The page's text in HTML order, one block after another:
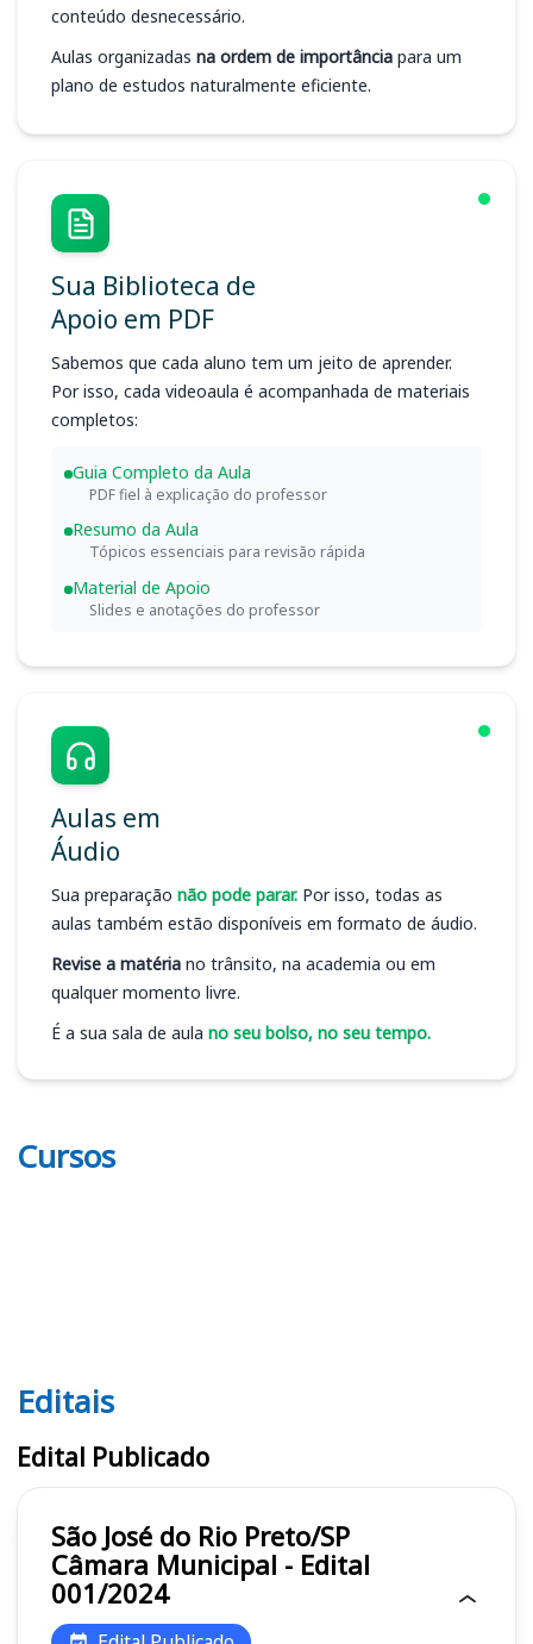
conteúdo desnecessário.
Aulas organizadas na ordem de importância para um
plano de estudos naturalmente eficiente.
Sua Biblioteca de
Apoio em PDF
Sabemos que cada aluno tem um jeito de aprender.
Por isso, cada videoaula é acompanhada de materiais
completos:
Guia Completo da Aula
PDF fiel à explicação do professor
Resumo da Aula
Tópicos essenciais para revisão rápida
Material de Apoio
Slides e anotações do professor
Aulas em
Áudio
Sua preparação não pode parar. Por isso, todas as
aulas também estão disponíveis em formato de áudio.
Revise a matéria no trânsito, na academia ou em
qualquer momento livre.
É a sua sala de aula no seu bolso, no seu tempo.
Cursos
Editais
Editais
Edital Publicado
São José do Rio Preto/SP
Câmara Municipal - Edital
001/2024